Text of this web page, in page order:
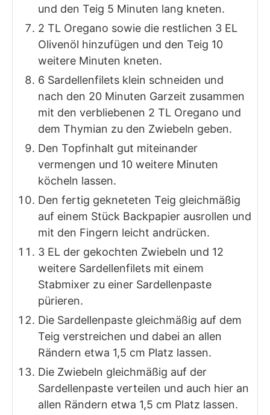
und den Teig 5 Minuten lang kneten.
2 TL Oregano sowie die restlichen 3 EL
Olivenöl hinzufügen und den Teig 10
weitere Minuten kneten.
6 Sardellenfilets klein schneiden und
nach den 20 Minuten Garzeit zusammen
mit den verbliebenen 2 TL Oregano und
dem Thymian zu den Zwiebeln geben.
Den Topfinhalt gut miteinander
vermengen und 10 weitere Minuten
köcheln lassen.
Den fertig gekneteten Teig gleichmäßig
auf einem Stück Backpapier ausrollen und
mit den Fingern leicht andrücken.
3 EL der gekochten Zwiebeln und 12
weitere Sardellenfilets mit einem
Stabmixer zu einer Sardellenpaste
pürieren.
Die Sardellenpaste gleichmäßig auf dem
Teig verstreichen und dabei an allen
Rändern etwa 1,5 cm Platz lassen.
Die Zwiebeln gleichmäßig auf der
Sardellenpaste verteilen und auch hier an
allen Rändern etwa 1,5 cm Platz lassen.